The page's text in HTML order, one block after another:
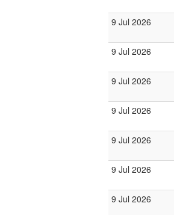
9 Jul 2026
9 Jul 2026
9 Jul 2026
9 Jul 2026
9 Jul 2026
9 Jul 2026
9 Jul 2026